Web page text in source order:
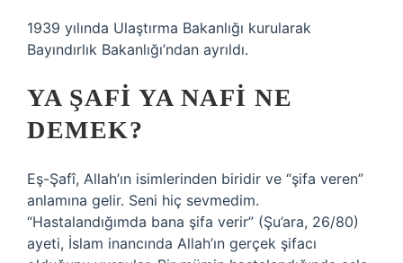
1939 yılında Ulaştırma Bakanlığı kurularak
Bayındırlık Bakanlığı’ndan ayrıldı.
YA ŞAFI YA NAFI NE
DEMEK?
Eş-Şafî, Allah’ın isimlerinden biridir ve “şifa veren”
anlamına gelir. Seni hiç sevmedim.
“Hastalandığımda bana şifa verir” (Şu’ara, 26/80)
ayeti, İslam inancında Allah’ın gerçek şifacı